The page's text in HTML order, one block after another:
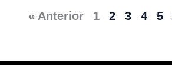
« Anterior 1 2 3 4 5